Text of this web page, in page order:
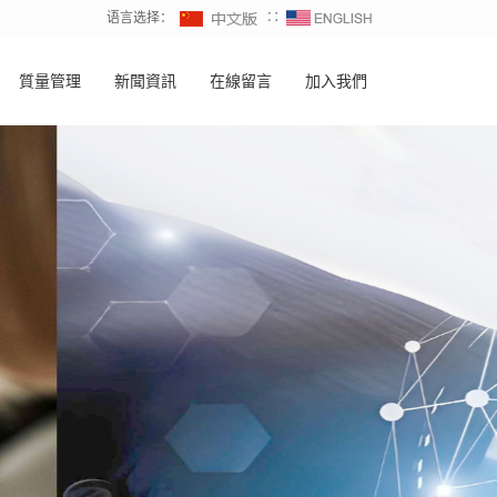
语言选择： ∷
質量管理 新聞資訊 在線留言 加入我們